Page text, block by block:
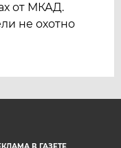
от МКАД.
не охотно